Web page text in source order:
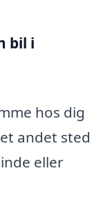
bil i
hos dig
andet sted
eller